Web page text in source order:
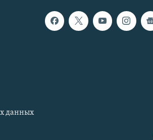
данных